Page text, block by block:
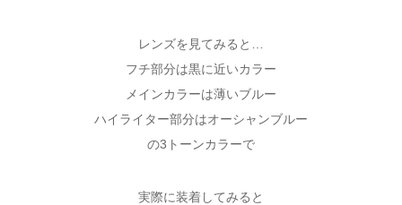
レンズを見てみると…
フチ部分は黒に近いカラー
メインカラーは薄いブルー
ハイライター部分はオーシャンブルー
の3トーンカラーで
実際に装着してみると